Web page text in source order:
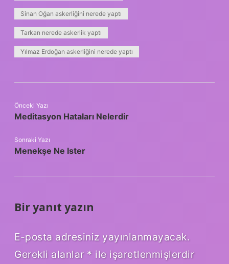
Sinan Oğan askerliğini nerede yaptı
Tarkan nerede askerlik yaptı
Yılmaz Erdoğan askerliğini nerede yaptı
Önceki Yazı
Meditasyon Hataları Nelerdir
Sonraki Yazı
Menekşe Ne Ister
Bir yanıt yazın
E-posta adresiniz yayınlanmayacak.
Gerekli alanlar * ile işaretlenmişlerdir